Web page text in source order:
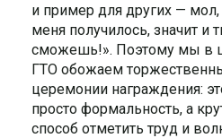
и пример для других — мол,
меня получилось, значит и
сможешь!». Поэтому мы в
ГТО обожаем
церемонии награждения:
просто формальность, а
способ отметить труд и